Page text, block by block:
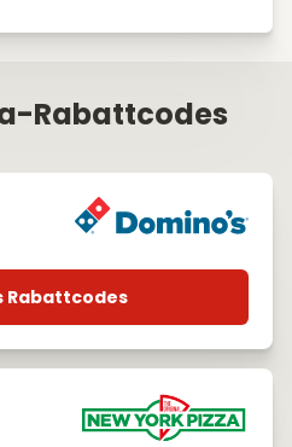
Rabattcodes
Rabattcodes